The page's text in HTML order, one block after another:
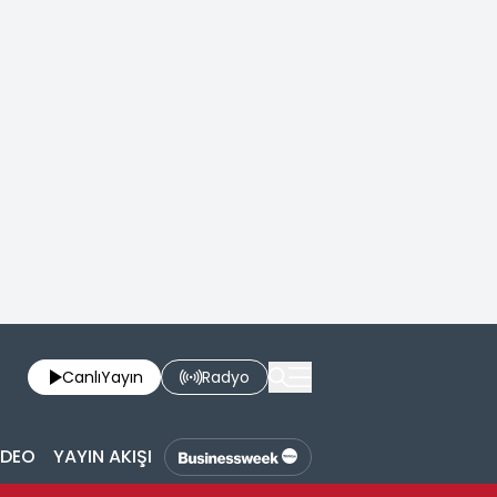
CanlıYayın Radyo
YAYIN AKIŞI